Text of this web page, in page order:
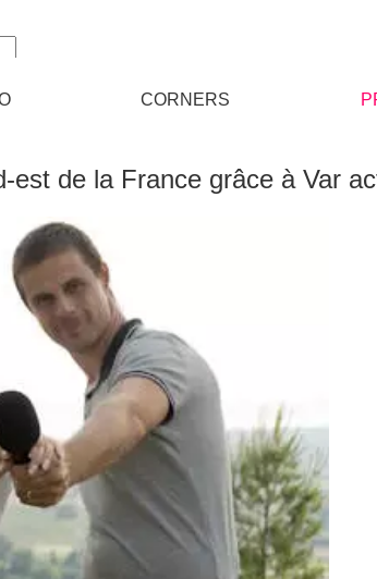
CORNERS
est de la France grâce à Var